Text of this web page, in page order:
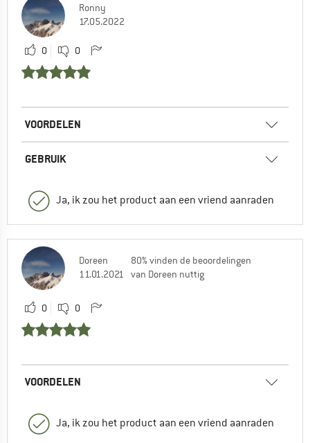
Ronny
17.05.2022
0 0
VOORDELEN
GEBRUIK
Ja, ik zou het product aan een vriend aanraden
Doreen
11.01.2021
80% vinden de beoordelingen
van Doreen nuttig
0 0
VOORDELEN
Ja, ik zou het product aan een vriend aanraden